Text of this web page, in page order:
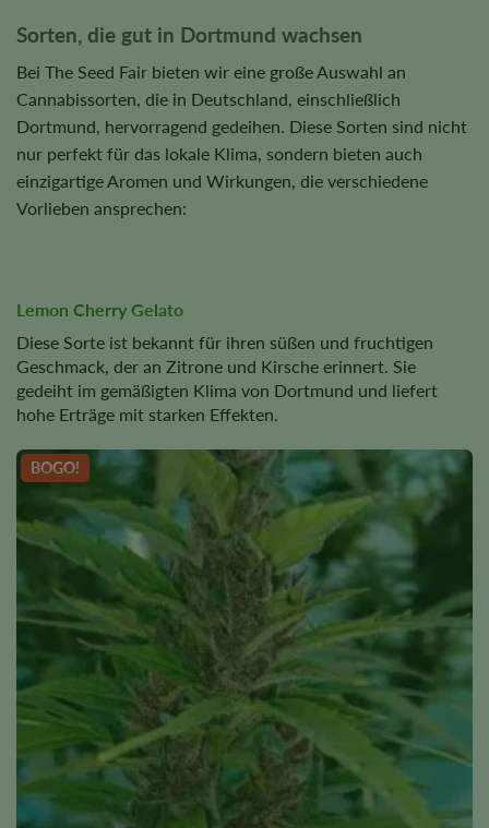
Sorten, die gut in Dortmund wachsen
Bei The Seed Fair bieten wir eine große Auswahl an
Cannabissorten, die in Deutschland, einschließlich
Dortmund, hervorragend gedeihen. Diese Sorten sind nicht
nur perfekt für das lokale Klima, sondern bieten auch
einzigartige Aromen und Wirkungen, die verschiedene
Vorlieben ansprechen:
Lemon Cherry Gelato
Diese Sorte ist bekannt für ihren süßen und fruchtigen
Geschmack, der an Zitrone und Kirsche erinnert. Sie
gedeiht im gemäßigten Klima von Dortmund und liefert
hohe Erträge mit starken Effekten.
BOGO!